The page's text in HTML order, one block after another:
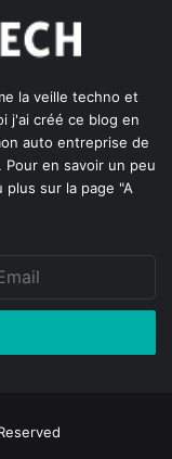
la veille techno et
j'ai créé ce blog en
auto entreprise de
. Pour en savoir un peu
plus sur la page "A